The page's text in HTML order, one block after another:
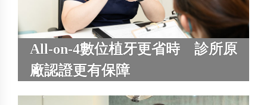
All-on-4數位植牙更省時 診所原
廠認證更有保障